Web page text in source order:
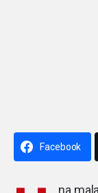
Facebook
na